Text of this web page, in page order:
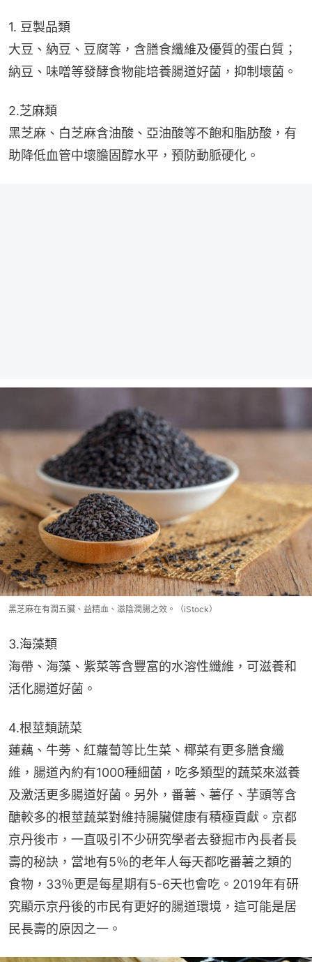
1. 豆製品類
大豆、納豆、豆腐等，含膳食纖維及優質的蛋白質；
納豆、味噌等發酵食物能培養腸道好菌，抑制壞菌。
2.芝麻類
黑芝麻、白芝麻含油酸、亞油酸等不飽和脂肪酸，有
助降低血管中壞膽固醇水平，預防動脈硬化。
黑芝麻在有潤五臟、益精血、滋陰潤腸之效。（iStock）
3.海藻類
海帶、海藻、紫菜等含豐富的水溶性纖維，可滋養和
活化腸道好菌。
4.根莖類蔬菜
蓮藕、牛蒡、紅蘿蔔等比生菜、椰菜有更多膳食纖
維，腸道內約有1000種細菌，吃多類型的蔬菜來滋養
及激活更多腸道好菌。另外，番薯、薯仔、芋頭等含
醣較多的根莖蔬菜對維持腸臟健康有積極貢獻。京都
京丹後市，一直吸引不少研究學者去發掘市內長者長
壽的秘訣，當地有5％的老年人每天都吃番薯之類的
食物，33％更是每星期有5-6天也會吃。2019年有研
究顯示京丹後的市民有更好的腸道環境，這可能是居
民長壽的原因之一。